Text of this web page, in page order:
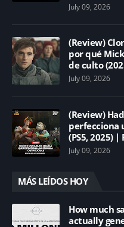
July 09, 2026
(Review)
por qué
de culto
July 09, 2026
(Review)
perfecciona
(PS5, 2025)
July 09, 2026
MÁS LEÍDOS HOY
How much
actually